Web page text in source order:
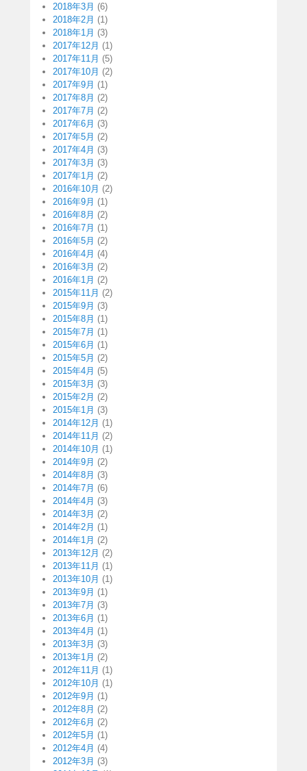
2018年3月 (6)
2018年2月 (1)
2018年1月 (3)
2017年12月 (1)
2017年11月 (5)
2017年10月 (2)
2017年9月 (1)
2017年8月 (2)
2017年7月 (2)
2017年6月 (3)
2017年5月 (2)
2017年4月 (3)
2017年3月 (3)
2017年1月 (2)
2016年10月 (2)
2016年9月 (1)
2016年8月 (2)
2016年7月 (1)
2016年5月 (2)
2016年4月 (4)
2016年3月 (2)
2016年1月 (2)
2015年11月 (2)
2015年9月 (3)
2015年8月 (1)
2015年7月 (1)
2015年6月 (1)
2015年5月 (2)
2015年4月 (5)
2015年3月 (3)
2015年2月 (2)
2015年1月 (3)
2014年12月 (1)
2014年11月 (2)
2014年10月 (1)
2014年9月 (2)
2014年8月 (3)
2014年7月 (6)
2014年4月 (3)
2014年3月 (2)
2014年2月 (1)
2014年1月 (2)
2013年12月 (2)
2013年11月 (1)
2013年10月 (1)
2013年9月 (1)
2013年7月 (3)
2013年6月 (1)
2013年4月 (1)
2013年3月 (3)
2013年1月 (2)
2012年11月 (1)
2012年10月 (1)
2012年9月 (1)
2012年8月 (2)
2012年6月 (2)
2012年5月 (1)
2012年4月 (4)
2012年3月 (3)